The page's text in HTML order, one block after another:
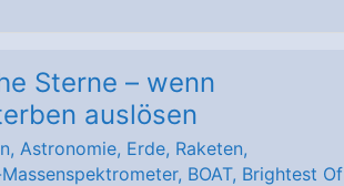
Sterne – wenn
auslösen
, Astronomie, Erde, Raketen,
, BOAT, Brightest Of